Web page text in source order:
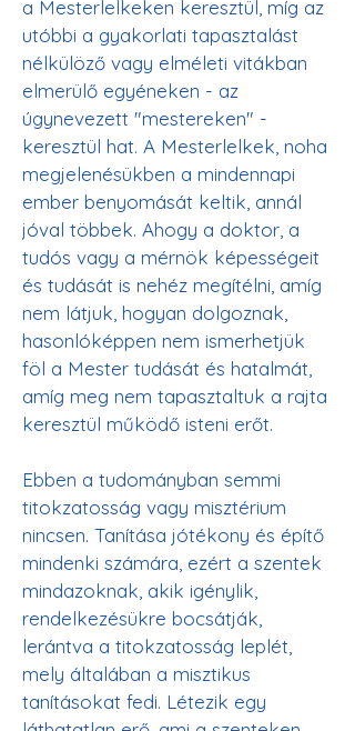
a Mesterlelkeken keresztül, míg az
utóbbi a gyakorlati tapasztalást
nélkülöző vagy elméleti vitákban
elmerülő egyéneken - az
úgynevezett "mestereken" -
keresztül hat. A Mesterlelkek, noha
megjelenésükben a mindennapi
ember benyomását keltik, annál
jóval többek. Ahogy a doktor, a
tudós vagy a mérnök képességeit
és tudását is nehéz megítélni, amíg
nem látjuk, hogyan dolgoznak,
hasonlóképpen nem ismerhetjük
föl a Mester tudását és hatalmát,
amíg meg nem tapasztaltuk a rajta
keresztül működő isteni erőt.
Ebben a tudományban semmi
titokzatosság vagy misztérium
nincsen. Tanítása jótékony és építő
mindenki számára, ezért a szentek
mindazoknak, akik igénylik,
rendelkezésükre bocsátják,
lerántva a titokzatosság leplét,
mely általában a misztikus
tanításokat fedi. Létezik egy